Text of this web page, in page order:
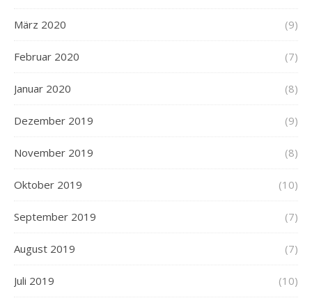
März 2020 (9)
Februar 2020 (7)
Januar 2020 (8)
Dezember 2019 (9)
November 2019 (8)
Oktober 2019 (10)
September 2019 (7)
August 2019 (7)
Juli 2019 (10)